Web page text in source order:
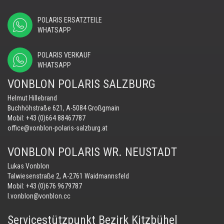
POLARIS ERSATZTEILE
WHATSAPP
POLARIS VERKAUF
WHATSAPP
VONBLON POLARIS SALZBURG
Helmut Hillebrand
Buchhöhstraße 621, A-5084 Großgmain
Mobil: +43 (0)664 88467787
office@vonblon-polaris-salzburg.at
VONBLON POLARIS WR. NEUSTADT
Lukas Vonblon
Talwiesenstraße 2, A-2761 Waidmannsfeld
Mobil: +43 (0)676 9679787
l.vonblon@vonblon.cc
Servicestützpunkt Bezirk Kitzbühel